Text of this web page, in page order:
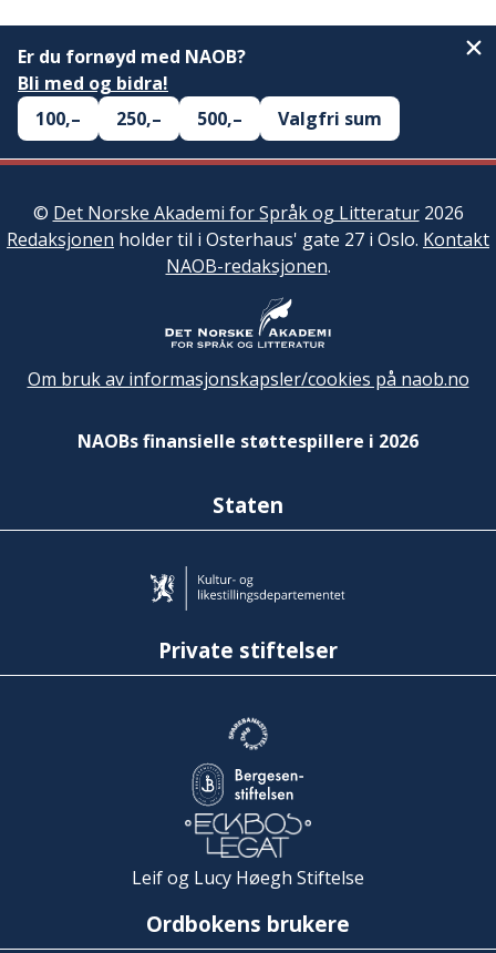
Er du fornøyd med NAOB?
Bli med og bidra!
100,–
250,– 500,– Valgfri sum
© Det Norske Akademi for Språk og Litteratur2026
Redaksjonen holder til i Osterhaus' gate 27 i Oslo. Kontakt
NAOB-redaksjonen.
Om bruk av informasjonskapsler/cookies på naob.no
NAOBs finansielle støttespillere i 2026
Staten
Private stiftelser
Leif og Lucy Høegh Stiftelse
Ordbokens brukere